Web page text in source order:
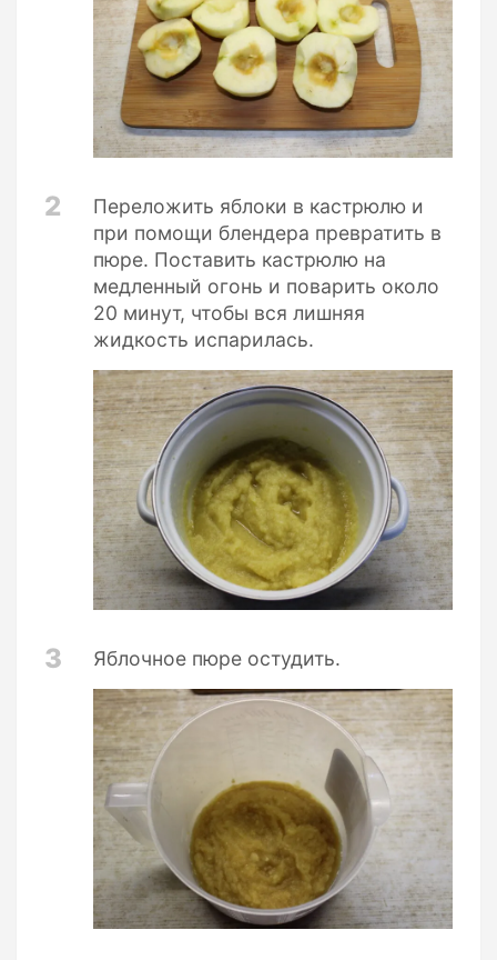
2
Переложить яблоки в кастрюлю и
при помощи блендера превратить в
пюре. Поставить кастрюлю на
медленный огонь и поварить около
20 минут, чтобы вся лишняя
жидкость испарилась.
3 Яблочное пюре остудить.